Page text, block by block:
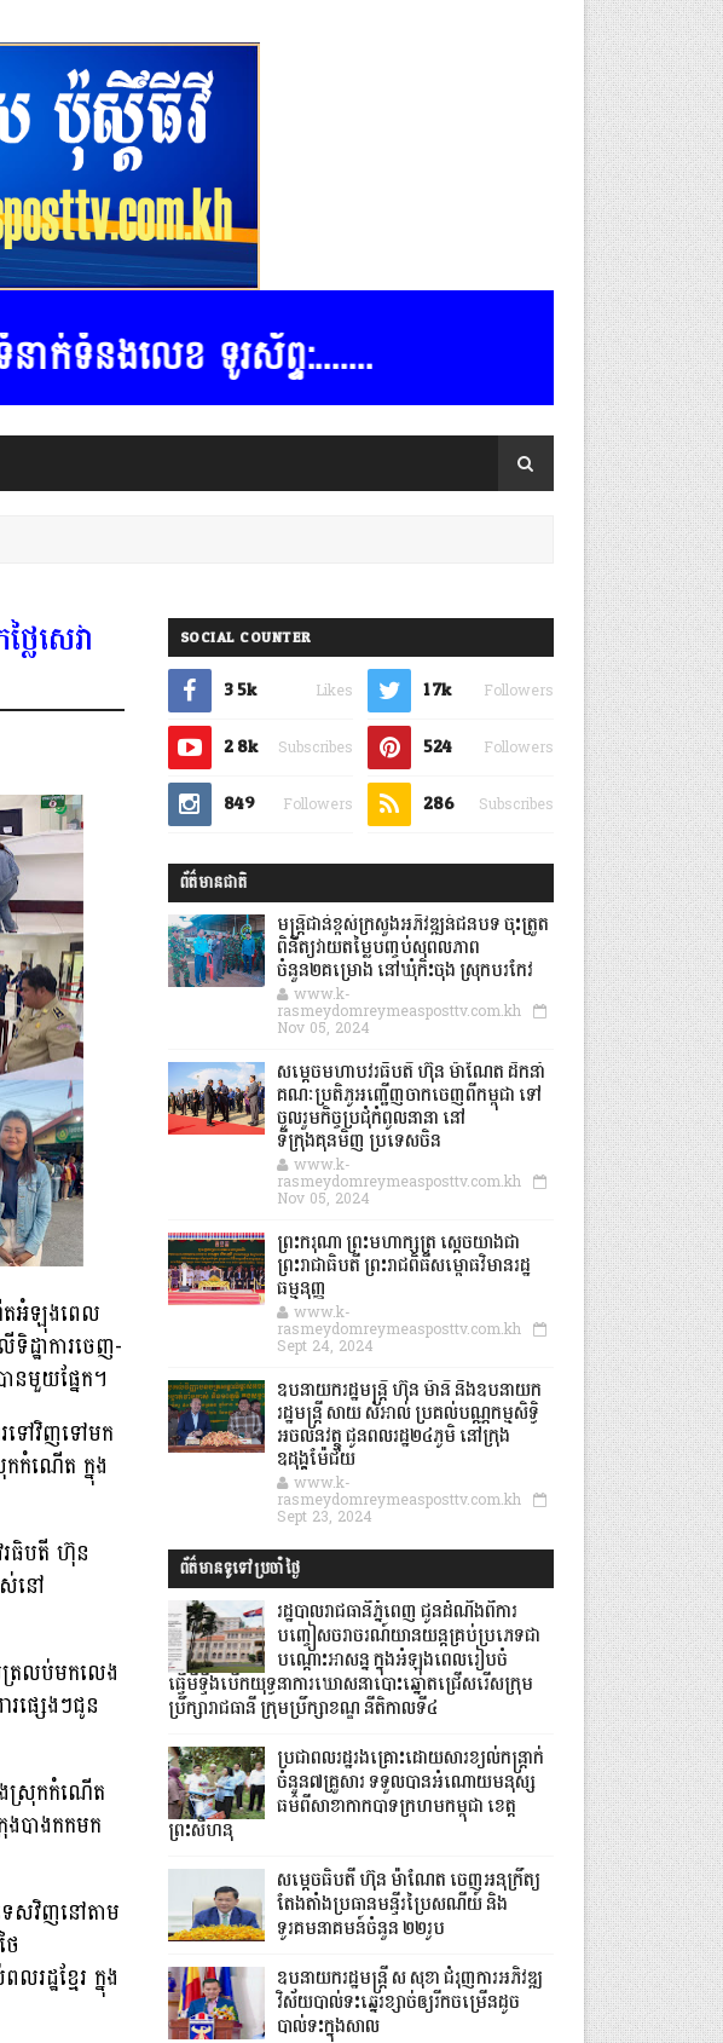
ងលេខ ទូរស័ព្ទ:.......
ៃសេវា
ត​អំឡុងពេល
ដ្ឋាការចេញ-
នមួយផ្នែក។
រ​ទៅវិ​ញទៅមក
កំណើត ក្នុង
រ​ធិបតី ហ៊ុន
ស់នៅ
ត្រលប់​មកលេង
ផ្សេងៗជូន
ង​ស្រុក​កំណើត
ងបាងកកមក
េស​វិញ​នៅតាម
ដ្ឋខ្មែរ ក្នុង
SOCIAL COUNTER
3.5k Likes 1.7k Followers
2.8k Subscribes 524 Followers
849 Followers 286 Subscribes
ព័ត៌មានជាតិ
មន្ត្រីជាន់ខ្ពស់ក្រសួងអភិវឌ្ឍន៍ជនបទ ចុះត្រួត
ពិនិត្យវាយតម្លៃបញ្ចប់សុពលភាព
ចំនួន២គម្រោង នៅឃុំកិះចុង ស្រុកបរកែវ
www.k-
rasmeydomreymeasposttv.com.kh
Nov 05, 2024
សម្តេចមហាបវរធិបតី ហ៊ុន ម៉ាណែត ដឹកនាំ
គណៈប្រតិភូអញ្ជើញចាកចេញពីកម្ពុជា ទៅ
ចូលរួមកិច្ចប្រជុំកំពូលនានា នៅ
ទីក្រុងគុនមិញ ប្រទេសចិន
www.k-
rasmeydomreymeasposttv.com.kh
Nov 05, 2024
ព្រះករុណា ព្រះមហាក្សត្រ ស្តេចយាងជា
ព្រះរាជាធិបតី ព្រះរាជពិធីសម្ពោធវិមានរដ្ឋ
ធម្មនុញ្ញ
www.k-
rasmeydomreymeasposttv.com.kh
Sept 24, 2024
ឧបនាយករដ្ឋមន្ដ្រី ហ៊ុន ម៉ានី និងឧបនាយក
រដ្ឋមន្ដ្រី សាយ សំអាល់ ប្រគល់បណ្ណកម្មសិទ្ធិ
អចលនវត្ថុ ជូនពលរដ្ឋ២៤ភូមិ នៅក្រុង
ឧដុង្គម៉ែជ័យ
www.k-
rasmeydomreymeasposttv.com.kh
Sept 23, 2024
ព័ត៌មានទូទៅប្រចាំថ្ងៃ
រដ្ឋបាលរាជធានីភ្នំពេញ ជូនដំណឹងពីការ
បញ្ចៀសចរាចរណ៍យានយន្តគ្រប់ប្រភេទជា
បណ្តោះអាសន្ន ក្នុងអំឡុងពេលរៀបចំ
ធ្វើមីទ្ទីងបើកយុទ្ធនាការឃោសនាបោះឆ្នោតជ្រើសរើសក្រុម
ប្រឹក្សារាជធានី ក្រុមប្រឹក្សាខណ្ឌ នីតិកាលទី៤
ប្រជាពលរដ្ឋរងគ្រោះដោយសារខ្យល់កន្ត្រាក់
ចំនួន៧គ្រួសារ ទទួលបានអំណោយមនុស្ស
ធម៌ពីសាខាកាកបាទក្រហមកម្ពុជា ខេត្ត
ព្រះសីហនុ
សម្តេចធិបតី ហ៊ុន ម៉ាណែត ចេញអនុក្រឹត្យ
តែងតាំងប្រធានមន្ទីរប្រៃសណីយ៍ និង
ទូរគមនាគមន៍ចំនួន ២២រូប
ឧបនាយករដ្ឋមន្ដ្រី ស សុខា ជំរុញការអភិវឌ្ឍ
វិស័យបាល់ទះឆ្នេរខ្សាច់ឲ្យរីកចម្រើនដូច
បាល់ទះក្នុងសាល